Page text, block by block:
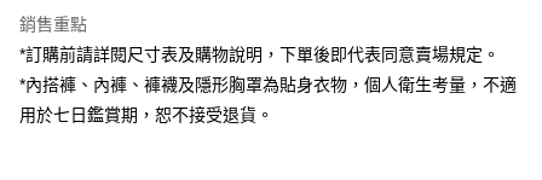
大哥付你分期
相關說明
1.本服務由台灣大哥大提供，台灣大哥大用戶可立即使用無須另外申請。
2.付款方式選擇「大哥付你分期」，訂單成立後會自動跳轉到大哥付的交易
AFTEE先享後付
相關說明
銷售重點
*訂購前請詳閱尺寸表及購物說明，下單後即代表同意賣場規定。
*內搭褲、內褲、褲襪及隱形胸罩為貼身衣物，個人衛生考量，不適
用於七日鑑賞期，恕不接受退貨。